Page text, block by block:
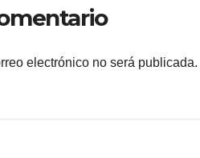
electrónico no será publicada.